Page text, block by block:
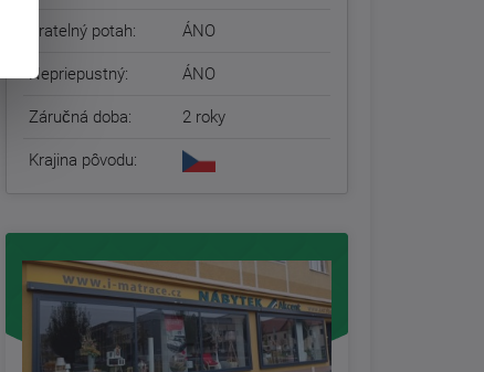
Pratelný potah: ÁNO
Nepriepustný: ÁNO
Záručná doba: 2 roky
Krajina pôvodu: